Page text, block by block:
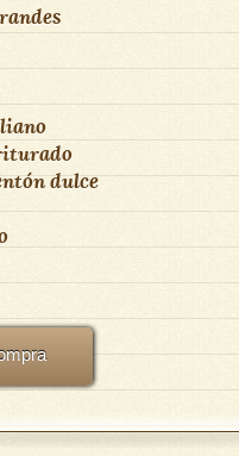
dulce